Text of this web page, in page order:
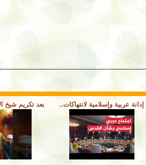
بعد تكريم شيخ إدانة عربية وإسلامية لانتهاكات..